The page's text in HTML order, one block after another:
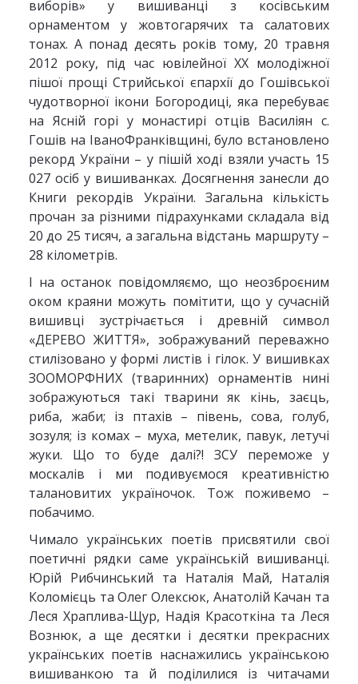
виборів» у вишиванці з косівським
орнаментом у жовтогарячих та салатових
тонах. А понад десять років тому, 20 травня
2012 року, під час ювілейної ХХ молодіжної
пішої прощі Стрийської єпархії до Гошівської
чудотворної ікони Богородиці, яка перебуває
на Ясній горі у монастирі отців Василіян с.
Гошів на ІваноФранківщині, було встановлено
рекорд України – у пішій ході взяли участь 15
027 осіб у вишиванках. Досягнення занесли до
Книги рекордів України. Загальна кількість
прочан за різними підрахунками складала від
20 до 25 тисяч, а загальна відстань маршруту –
28 кілометрів.
І на останок повідомляємо, що неозброєним
оком краяни можуть помітити, що у сучасній
вишивці зустрічається і древній символ
«ДЕРЕВО ЖИТТЯ», зображуваний переважно
стилізовано у формі листів і гілок. У вишивках
ЗООМОРФНИХ (тваринних) орнаментів нині
зображуються такі тварини як кінь, заєць,
риба, жаби; із птахів – півень, сова, голуб,
зозуля; із комах – муха, метелик, павук, летучі
жуки. Що то буде далі?! ЗСУ переможе у
москалів і ми подивуємося креативністю
талановитих україночок. Тож поживемо –
побачимо.
Чимало українських поетів присвятили свої
поетичні рядки саме українській вишиванці.
Юрій Рибчинський та Наталія Май, Наталія
Коломієць та Олег Олексюк, Анатолій Качан та
Леся Храплива-Щур, Надія Красоткіна та Леся
Вознюк, а ще десятки і десятки прекрасних
українських поетів наснажились українською
вишиванкою та й поділилися із читачами